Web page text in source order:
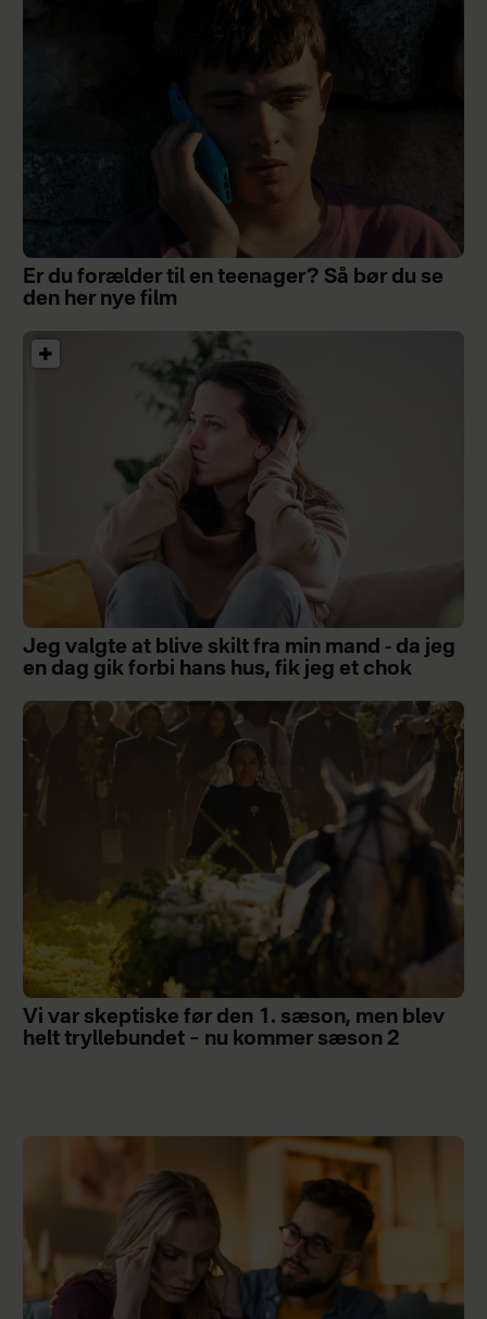
Er du forælder til en teenager? Så bør du se
den her nye film
Jeg valgte at blive skilt fra min mand - da jeg
en dag gik forbi hans hus, fik jeg et chok
Vi var skeptiske før den 1. sæson, men blev
helt tryllebundet – nu kommer sæson 2